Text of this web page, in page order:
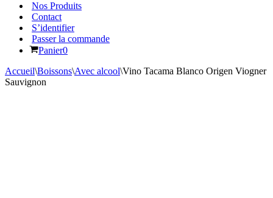
Nos Produits
Contact
S’identifier
Passer la commande
Panier0
Accueil\Boissons\Avec alcool\Vino Tacama Blanco Origen Viogner
Sauvignon